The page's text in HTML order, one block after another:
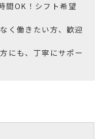
間OK！シフト希望
く働きたい方、歓迎
にも、丁寧にサポー